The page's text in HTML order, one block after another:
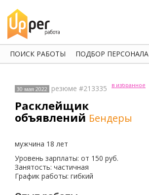
ПОИСК РАБОТЫ ПОДБОР ПЕРСОНАЛА
30 мая 2022 резюме #213335 в избранное
Расклейщик
объявлений Бендеры
мужчина 18 лет
Уровень зарплаты: от 150 руб.
Занятость: частичная
График работы: гибкий